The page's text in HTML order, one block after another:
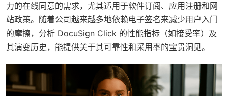
力的在线同意的需求，尤其适用于软件订阅、应用注册和网
站政策。随着公司越来越多地依赖电子签名来减少用户入门
的摩擦，分析 DocuSign Click 的性能指标（如接受率）及
其演变历史，能提供关于其可靠性和采用率的宝贵洞见。